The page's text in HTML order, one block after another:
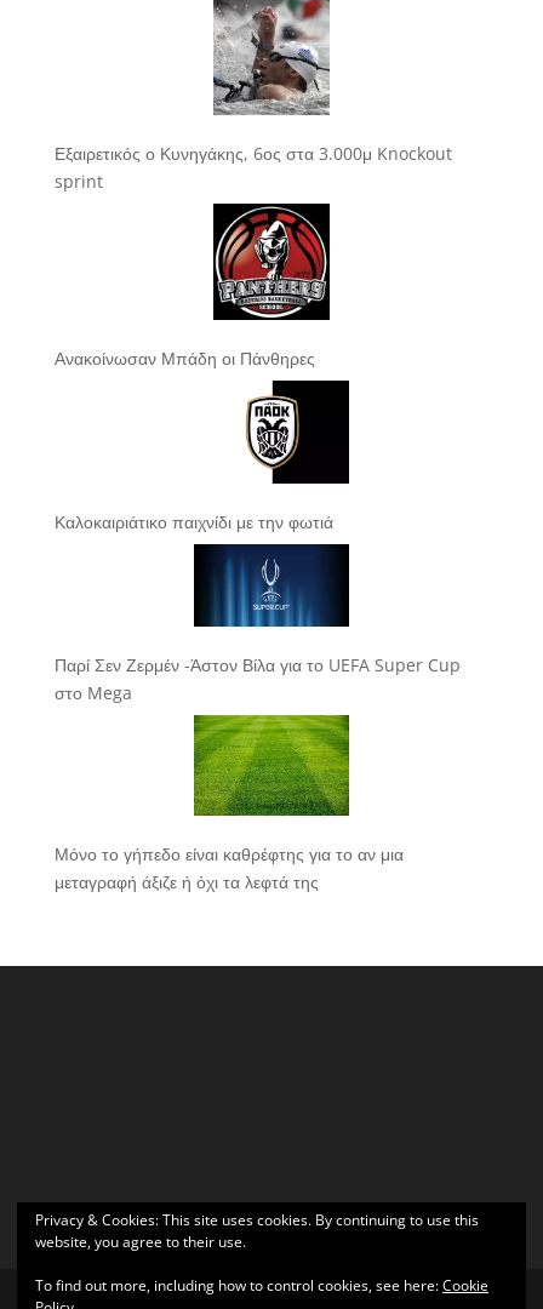
Εξαιρετικός ο Κυνηγάκης, 6ος στα 3.000μ Knockout
sprint
Ανακοίνωσαν Μπάδη οι Πάνθηρες
Καλοκαιριάτικο παιχνίδι με την φωτιά
Παρί Σεν Ζερμέν -Άστον Βίλα για το UEFA Super Cup
στο Mega
Μόνο το γήπεδο είναι καθρέφτης για το αν μια
μεταγραφή άξιζε ή όχι τα λεφτά της
Privacy & Cookies: This site uses cookies. By continuing to use this
website, you agree to their use.
To find out more, including how to control cookies, see here:Cookie